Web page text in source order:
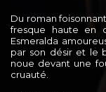
Du roman
fresque haute en
Esmeralda
par son désir et le
noue devant une
cruauté.